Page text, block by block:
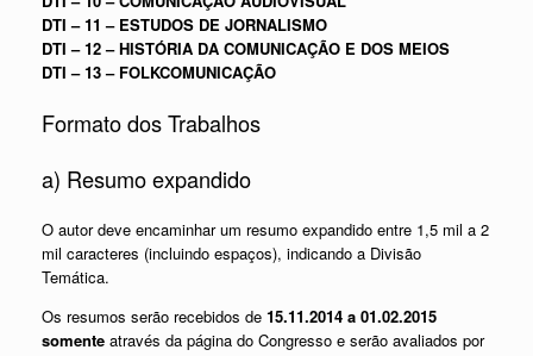
DTI – 11 – ESTUDOS DE JORNALISMO
DTI – 12 – HISTÓRIA DA COMUNICAÇÃO E DOS MEIOS
DTI – 13 – FOLKCOMUNICAÇÃO
Formato dos Trabalhos
a) Resumo expandido
O autor deve encaminhar um resumo expandido entre 1,5 mil a 2
mil caracteres (incluindo espaços), indicando a Divisão
Temática.
Os resumos serão recebidos de 15.11.2014 a 01.02.2015
somente através da página do Congresso e serão avaliados por